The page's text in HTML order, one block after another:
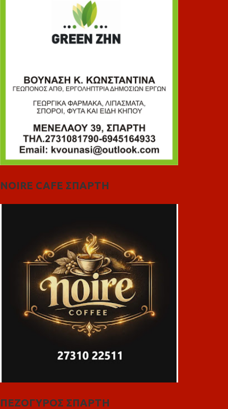
NOIRE CAFE ΣΠΑΡΤΗ
ΠΕΖΟΓΥΡΟΣ ΣΠΑΡΤΗ